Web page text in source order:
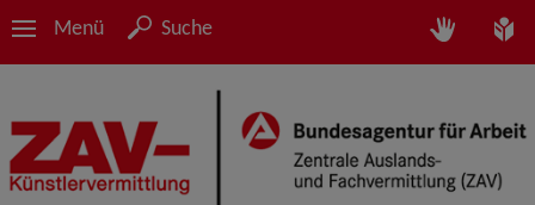
Menü Suche